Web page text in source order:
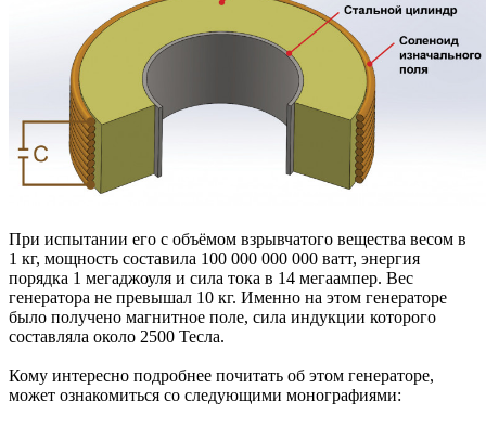
При испытании его с объёмом взрывчатого вещества весом в
1 кг, мощность составила 100 000 000 000 ватт, энергия
порядка 1 мегаджоуля и сила тока в 14 мегаампер. Вес
генератора не превышал 10 кг. Именно на этом генераторе
было получено магнитное поле, сила индукции которого
составляла около 2500 Тесла.
Кому интересно подробнее почитать об этом генераторе,
может ознакомиться со следующими монографиями: